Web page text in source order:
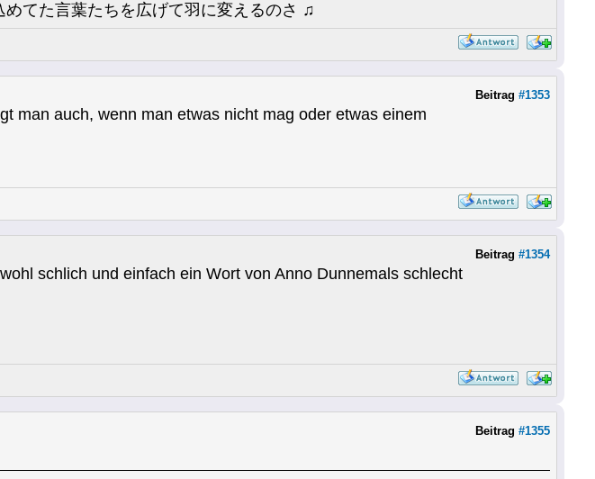
てた言葉たちを広げて羽に変えるのさ ♫
Beitrag #1353
auch, wenn man etwas nicht mag oder etwas einem
Beitrag #1354
schlich und einfach ein Wort von Anno Dunnemals schlecht
Beitrag #1355